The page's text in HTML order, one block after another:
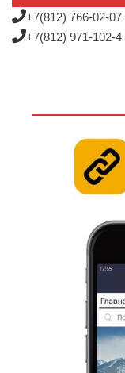
+7(812) 766-02-07
+7(812) 971-102-4